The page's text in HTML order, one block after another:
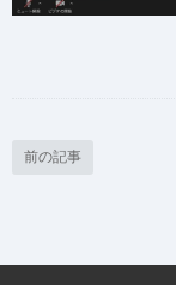
前の記事